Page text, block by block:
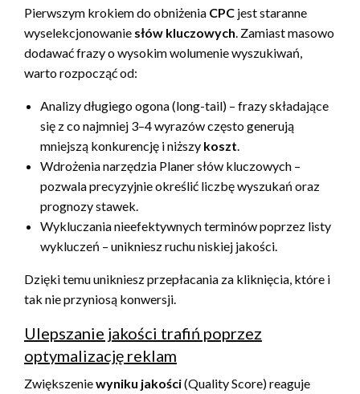
Pierwszym krokiem do obniżenia CPC jest staranne
wyselekcjonowanie słów kluczowych. Zamiast masowo
dodawać frazy o wysokim wolumenie wyszukiwań,
warto rozpocząć od:
Analizy długiego ogona (long-tail) – frazy składające
się z co najmniej 3–4 wyrazów często generują
mniejszą konkurencję i niższy koszt.
Wdrożenia narzędzia Planer słów kluczowych –
pozwala precyzyjnie określić liczbę wyszukań oraz
prognozy stawek.
Wykluczania nieefektywnych terminów poprzez listy
wykluczeń – unikniesz ruchu niskiej jakości.
Dzięki temu unikniesz przepłacania za kliknięcia, które i
tak nie przyniosą konwersji.
Ulepszanie jakości trafiń poprzez
optymalizację reklam
Zwiększeniewyniku jakości(Quality Score) reaguje